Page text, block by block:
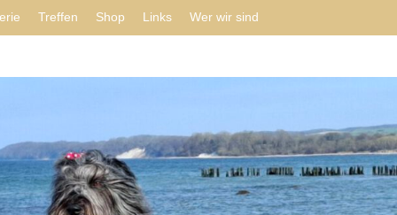
Treffen Shop Links Wer wir sind